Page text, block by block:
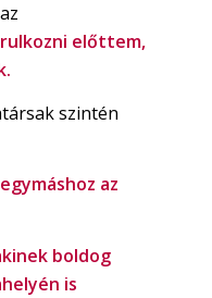
előttem,
szintén
az
boldog
is